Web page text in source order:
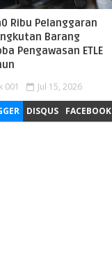
Ribu Pelanggaran
Barang
Pengawasan ETLE
001 Jul 15, 2026
DISQUS FACEBOOK